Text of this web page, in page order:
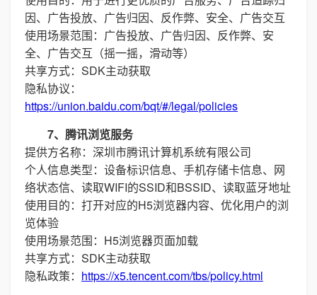
因、广告投放、广告归因、反作弊、安全、广告交互
使用场景范围：广告投放、广告归因、反作弊、安
全、广告交互（摇一摇，滑动等）
共享方式：SDK主动获取
隐私协议：
https://union.baidu.com/bqt/#/legal/policies
7、腾讯浏览服务
提供方名称：深圳市腾讯计算机系统有限公司
个人信息类型：设备标识信息、手机存储卡信息、网
络状态信、读取WIFI的SSID和BSSID、读取蓝牙地址
使用目的：打开对应的H5浏览器内容、优化用户的浏
览体验
使用场景范围：H5浏览器页面加载
共享方式：SDK主动获取
隐私政策： https://x5.tencent.com/tbs/policy.html